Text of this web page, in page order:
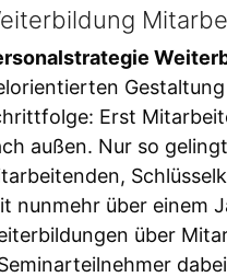
Erst
außen. Nur so
nunmehr über einem
über